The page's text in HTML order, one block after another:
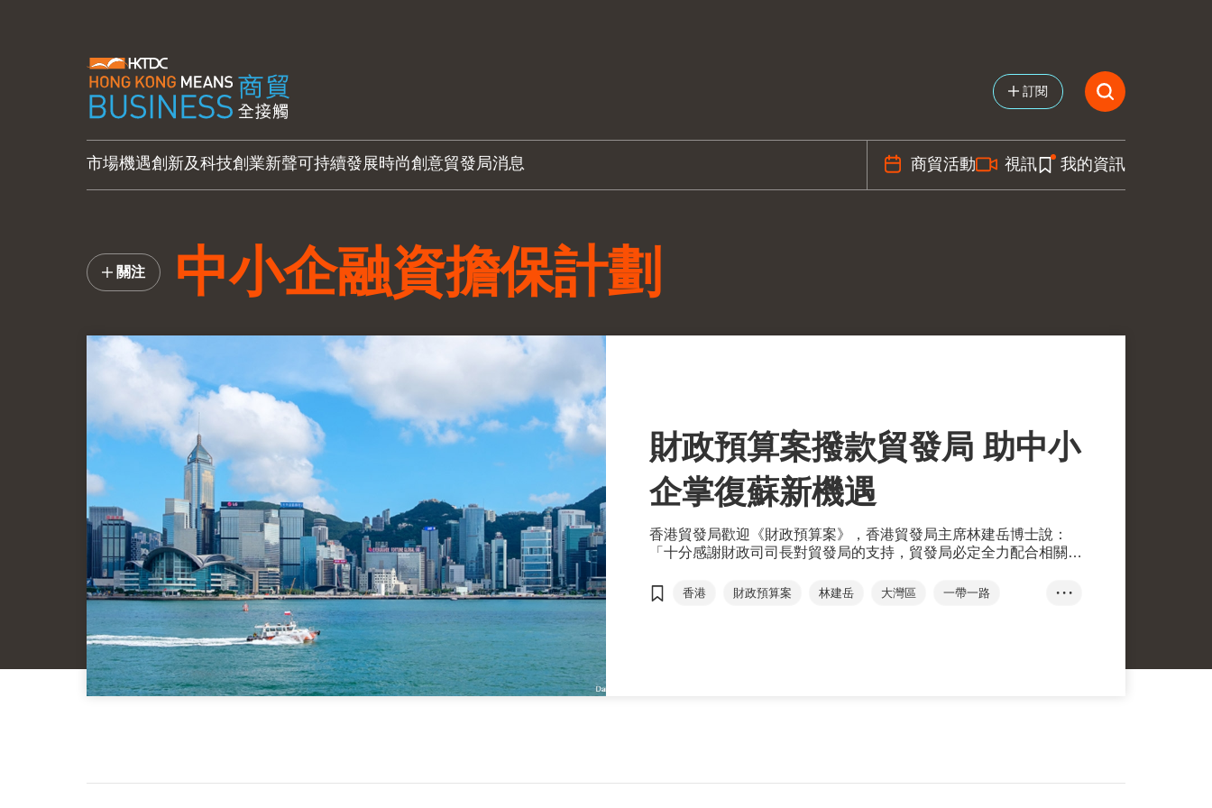
訂閱
市場機遇創新及科技創業新聲可持續發展時尚創意貿發局消息 商貿活動 視訊 我的資訊
中小企融資擔保計劃
關注
財政預算案撥款貿發局 助中小
企掌復蘇新機遇
香港貿發局歡迎《財政預算案》，香港貿發局主席林建岳博士說：
「十分感謝財政司司長對貿發局的支持，貿發局必定全力配合相關措
特優勢，鞏固香港國際商貿中心地位。」
香港 財政預算案 林建岳 大灣區
一帶一路
• • •